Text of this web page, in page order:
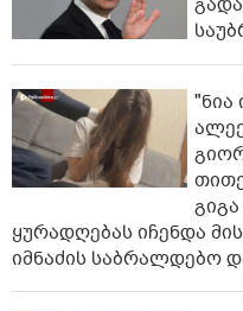
"ნია
ყურადღებას იჩენდა
იმნაძის საბრალდებო